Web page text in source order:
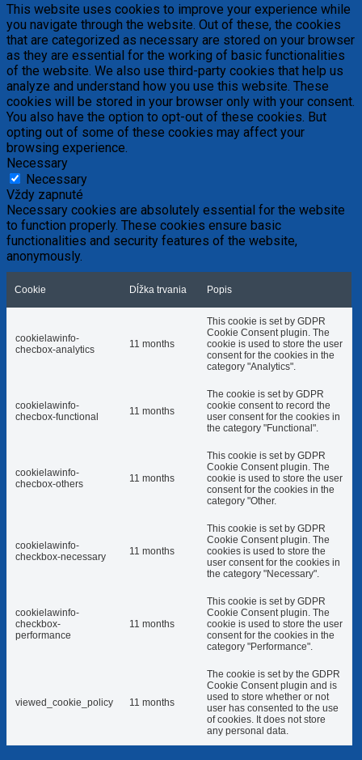
This website uses cookies to improve your experience while
you navigate through the website. Out of these, the cookies
that are categorized as necessary are stored on your browser
as they are essential for the working of basic functionalities
of the website. We also use third-party cookies that help us
analyze and understand how you use this website. These
cookies will be stored in your browser only with your consent.
You also have the option to opt-out of these cookies. But
opting out of some of these cookies may affect your
browsing experience.
Necessary
Necessary
Vždy zapnuté
Necessary cookies are absolutely essential for the website
to function properly. These cookies ensure basic
functionalities and security features of the website,
anonymously.
Cookie Dĺžka trvania Popis
cookielawinfo-
checbox-analytics
11 months
This cookie is set by GDPR
Cookie Consent plugin. The
cookie is used to store the user
consent for the cookies in the
category "Analytics".
cookielawinfo-
checbox-functional
11 months
The cookie is set by GDPR
cookie consent to record the
user consent for the cookies in
the category "Functional".
cookielawinfo-
checbox-others
11 months
This cookie is set by GDPR
Cookie Consent plugin. The
cookie is used to store the user
consent for the cookies in the
category "Other.
cookielawinfo-
checkbox-necessary
11 months
This cookie is set by GDPR
Cookie Consent plugin. The
cookies is used to store the
user consent for the cookies in
the category "Necessary".
cookielawinfo-
checkbox-
performance
11 months
This cookie is set by GDPR
Cookie Consent plugin. The
cookie is used to store the user
consent for the cookies in the
category "Performance".
viewed_cookie_policy 11 months
The cookie is set by the GDPR
Cookie Consent plugin and is
used to store whether or not
user has consented to the use
of cookies. It does not store
any personal data.